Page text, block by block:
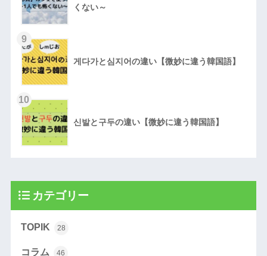
くない～
9
게다가と심지어の違い【微妙に違う韓国語】
10
신발と구두の違い【微妙に違う韓国語】
カテゴリー
TOPIK 28
コラム 46